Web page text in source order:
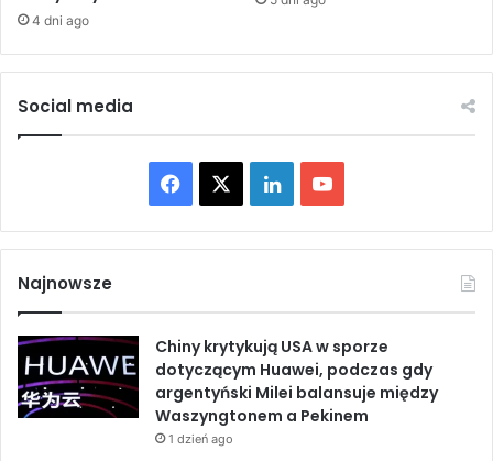
a
i
z
a
w
ó
c
h
z
n
i
z
i
s
z
c
y
c
e
B
4 dni ago
Social media
a
e
b
o
o
L
i
k
e
d
o
T
u
b
Najnowsze
Chiny krytykują USA w sporze
dotyczącym Huawei, podczas gdy
argentyński Milei balansuje między
Waszyngtonem a Pekinem
1 dzień ago